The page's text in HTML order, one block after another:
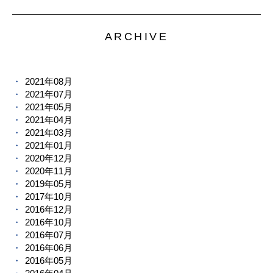
ARCHIVE
2021年08月
2021年07月
2021年05月
2021年04月
2021年03月
2021年01月
2020年12月
2020年11月
2019年05月
2017年10月
2016年12月
2016年10月
2016年07月
2016年06月
2016年05月